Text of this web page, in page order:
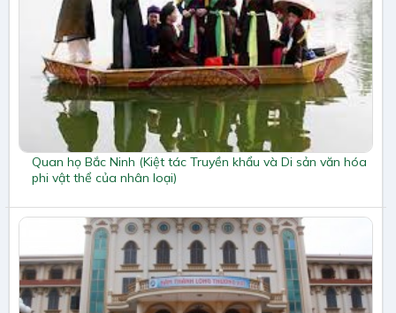
Quan họ Bắc Ninh (Kiệt tác Truyền khẩu và Di sản văn hóa
phi vật thể của nhân loại)